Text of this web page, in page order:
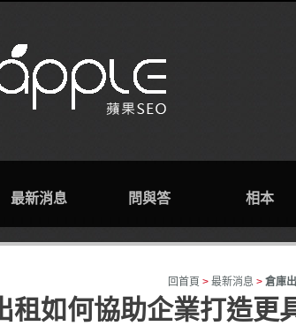
最新消息 問與答 相本
回首頁 > 最新消息 > 倉庫
租如何協助企業打造更